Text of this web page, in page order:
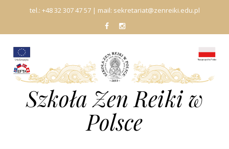
tel.: +48 32 307 47 57| mail: sekretariat@zenreiki.edu.pl
fb In
Szkoła Zen Reiki w
Polsce